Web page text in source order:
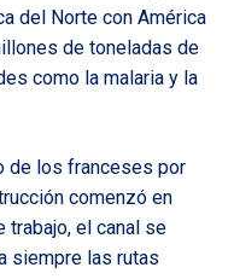
del Norte con América
de toneladas de
como la malaria y la
de los franceses por
comenzó en
trabajo, el canal se
siempre las rutas